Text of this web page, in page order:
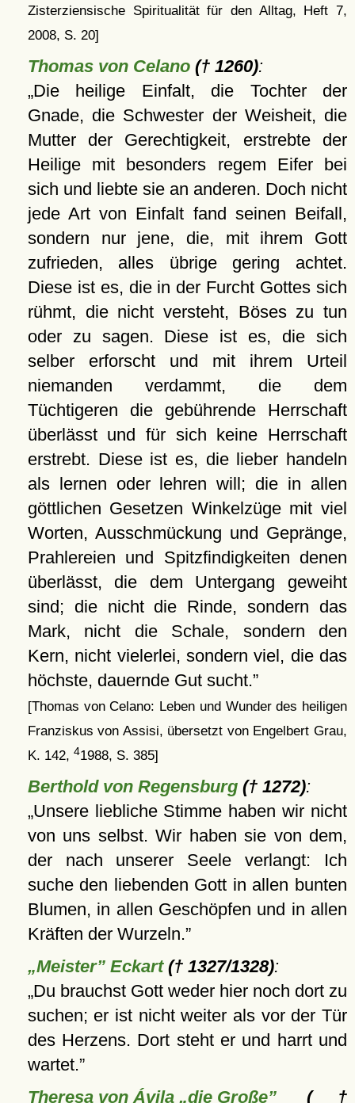
Zisterziensische Spiritualität für den Alltag, Heft 7,
2008, S. 20]
Thomas von Celano(† 1260):
Die heilige Einfalt, die Tochter der
Gnade, die Schwester der Weisheit, die
Mutter der Gerechtigkeit, erstrebte der
Heilige mit besonders regem Eifer bei
sich und liebte sie an anderen. Doch nicht
jede Art von Einfalt fand seinen Beifall,
sondern nur jene, die, mit ihrem Gott
zufrieden, alles übrige gering achtet.
Diese ist es, die in der Furcht Gottes sich
rühmt, die nicht versteht, Böses zu tun
oder zu sagen. Diese ist es, die sich
selber erforscht und mit ihrem Urteil
niemanden verdammt, die dem
Tüchtigeren die gebührende Herrschaft
überlässt und für sich keine Herrschaft
erstrebt. Diese ist es, die lieber handeln
als lernen oder lehren will; die in allen
göttlichen Gesetzen Winkelzüge mit viel
Worten, Ausschmückung und Gepränge,
Prahlereien und Spitzfindigkeiten denen
überlässt, die dem Untergang geweiht
sind; die nicht die Rinde, sondern das
Mark, nicht die Schale, sondern den
Kern, nicht vielerlei, sondern viel, die das
höchste, dauernde Gut sucht.
[Thomas von Celano: Leben und Wunder des heiligen
Franziskus von Assisi, übersetzt von Engelbert Grau,
K. 142, 41988, S. 385]
Berthold von Regensburg(† 1272):
Unsere liebliche Stimme haben wir nicht
von uns selbst. Wir haben sie von dem,
der nach unserer Seele verlangt: Ich
suche den liebenden Gott in allen bunten
Blumen, in allen Geschöpfen und in allen
Kräften der Wurzeln.
„Meister” Eckart(† 1327/1328):
Du brauchst Gott weder hier noch dort zu
suchen; er ist nicht weiter als vor der Tür
des Herzens. Dort steht er und harrt und
wartet.
Theresa von Ávila „die Große”(†